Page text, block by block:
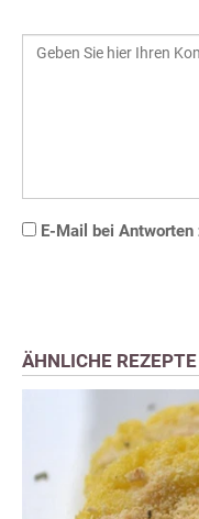
E-Mail bei
ÄHNLICHE REZEPTE